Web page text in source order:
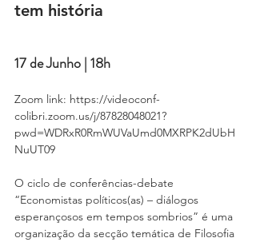
tem história
17 de Junho | 18h
Zoom link: https://videoconf-
colibri.zoom.us/j/87828048021?
pwd=WDRxR0RmWUVaUmd0MXRPK2dUbH
NuUT09
O ciclo de conferências-debate
“Economistas políticos(as) – diálogos
esperançosos em tempos sombrios” é uma
organização da secção temática de Filosofia